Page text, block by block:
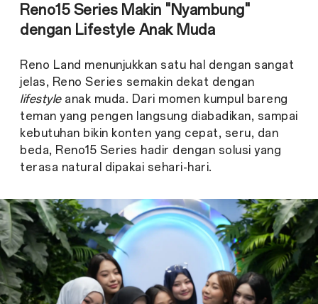
Reno15 Series Makin "Nyambung"
dengan Lifestyle Anak Muda
Reno Land menunjukkan satu hal dengan sangat
jelas, Reno Series semakin dekat dengan
lifestyle anak muda. Dari momen kumpul bareng
teman yang pengen langsung diabadikan, sampai
kebutuhan bikin konten yang cepat, seru, dan
beda, Reno15 Series hadir dengan solusi yang
terasa natural dipakai sehari-hari.